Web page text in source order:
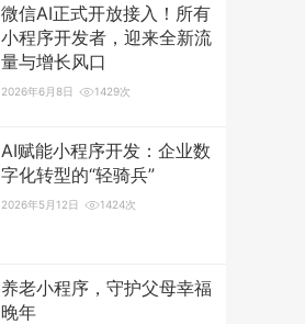
微信AI正式开放接入！所有
小程序开发者，迎来全新流
量与增长风口
2026年6月8日 1429次
AI赋能小程序开发：企业数
字化转型的“轻骑兵”
2026年5月12日 1424次
养老小程序，守护父母幸福
晚年